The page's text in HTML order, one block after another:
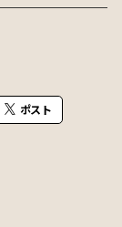
ポスト